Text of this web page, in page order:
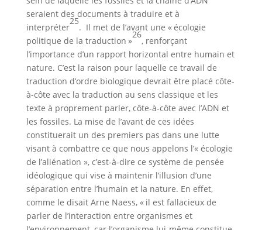
seraient des documents à traduire et à
interpréter
25
. Il met de l’avant une « écologie
politique de la traduction »
26
, renforçant
l’importance d’un rapport horizontal entre humain et
nature. C’est la raison pour laquelle ce travail de
traduction d’ordre biologique devrait être placé côte-
à-côte avec la traduction au sens classique et les
texte à proprement parler, côte-à-côte avec l’ADN et
les fossiles. La mise de l’avant de ces idées
constituerait un des premiers pas dans une lutte
visant à combattre ce que nous appelons l’« écologie
de l’aliénation », c’est-à-dire ce système de pensée
idéologique qui vise à maintenir l’illusion d’une
séparation entre l’humain et la nature. En effet,
comme le disait Arne Naess, « il est fallacieux de
parler de l’interaction entre organismes et